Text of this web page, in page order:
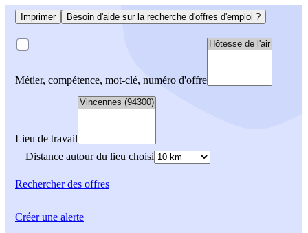
Imprimer Besoin d'aide sur la recherche d'offres d'emploi ?
Métier, compétence, mot-clé, numéro d'offre
Lieu de travail
Distance autour du lieu choisi
Rechercherdes offres
Créer une alerte